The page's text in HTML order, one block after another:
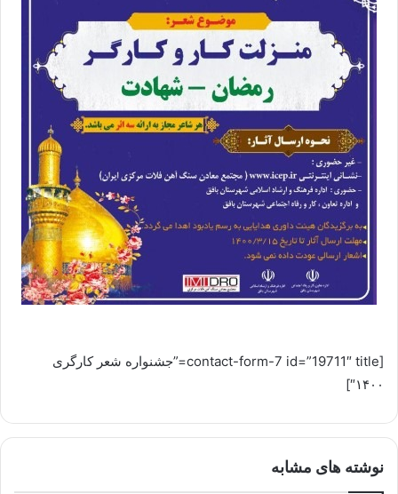
[contact-form-7 id=”19711″ title=”جشنواره شعر کارگری
۱۴۰۰″]
نوشته های مشابه